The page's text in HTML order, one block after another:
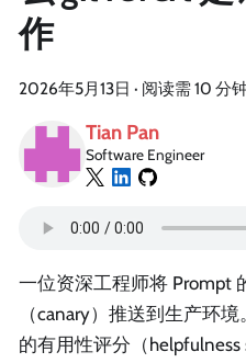
作
2026年5月13日 · 阅读需 10 分钟
Tian Pan
Software Engineer
一位资深工程师将 Prompt
（canary）推送到生产环
的有用性评分（